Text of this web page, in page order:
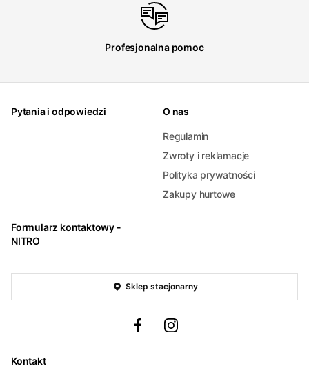
Profesjonalna pomoc
Sklep stacjonarny
Pytania i odpowiedzi O nas
Regulamin
Zwroty i reklamacje
Polityka prywatności
Zakupy hurtowe
Formularz kontaktowy -
NITRO
Kontakt